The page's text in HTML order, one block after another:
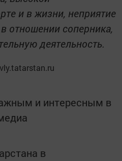
и в жизни, неприятие
отношении соперника,
деятельность.
и интересным в
в